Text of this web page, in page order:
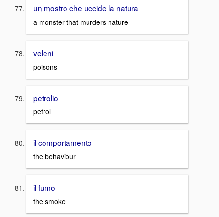
un mostro che uccide la natura
a monster that murders nature
veleni
poisons
petrolio
petrol
il comportamento
the behaviour
il fumo
the smoke